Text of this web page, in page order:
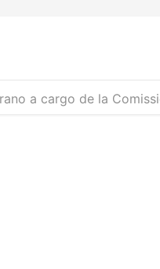
a cargo de la